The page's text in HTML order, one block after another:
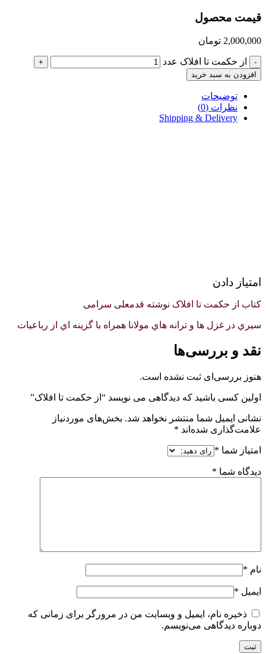
قیمت محصول
2,000,000 تومان
- از حکمت تا افلاک عدد
+
افزودن به سبد خرید
توضیحات
نظرات (0)
Shipping & Delivery
امتیاز دادن
کتاب از حکمت تا افلاک نوشته قدمعلی سرامی
سيري در غزل ها و ترانه هاي مولانا همراه با گزينه اي از رباعيات
نقد و بررسی‌ها
هنوز بررسی‌ای ثبت نشده است.
اولین کسی باشید که دیدگاهی می نویسد “از حکمت تا افلاک”
نشانی ایمیل شما منتشر نخواهد شد. بخش‌های موردنیاز
علامت‌گذاری شده‌اند *
امتیاز شما *
دیدگاه شما *
نام *
ایمیل *
ذخیره نام، ایمیل و وبسایت من در مرورگر برای زمانی که
دوباره دیدگاهی می‌نویسم.